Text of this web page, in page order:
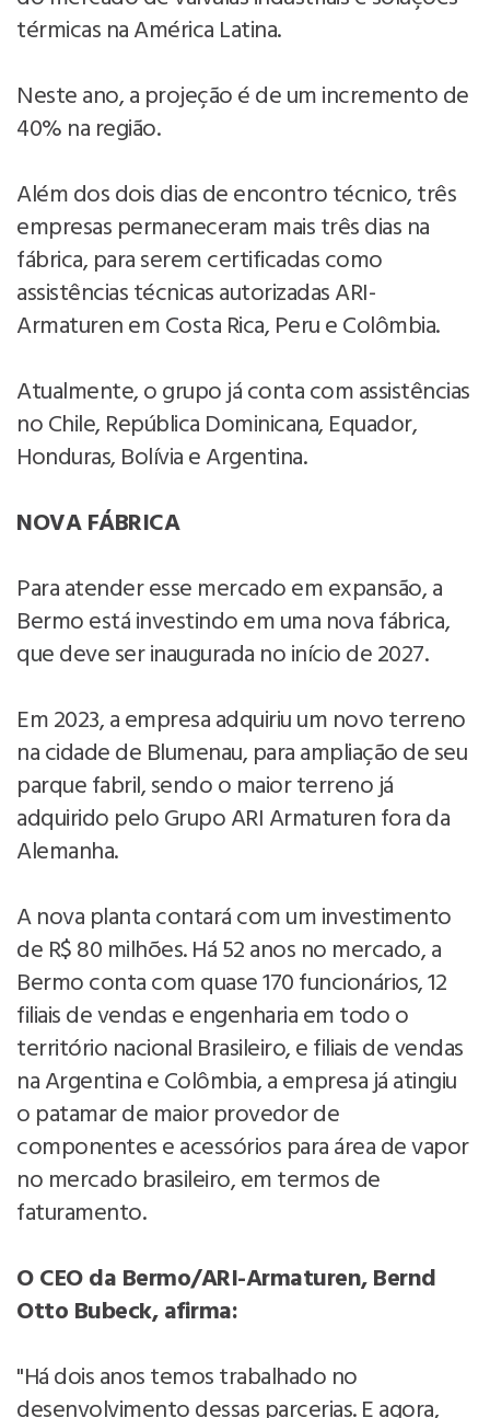
térmicas na América Latina.
Neste ano, a projeção é de um incremento de
40% na região.
Além dos dois dias de encontro técnico, três
empresas permaneceram mais três dias na
fábrica, para serem certificadas como
assistências técnicas autorizadas ARI-
Armaturen em Costa Rica, Peru e Colômbia.
Atualmente, o grupo já conta com assistências
no Chile, República Dominicana, Equador,
Honduras, Bolívia e Argentina.
NOVA FÁBRICA
Para atender esse mercado em expansão, a
Bermo está investindo em uma nova fábrica,
que deve ser inaugurada no início de 2027.
Em 2023, a empresa adquiriu um novo terreno
na cidade de Blumenau, para ampliação de seu
parque fabril, sendo o maior terreno já
adquirido pelo Grupo ARI Armaturen fora da
Alemanha.
A nova planta contará com um investimento
de R$ 80 milhões. Há 52 anos no mercado, a
Bermo conta com quase 170 funcionários, 12
filiais de vendas e engenharia em todo o
território nacional Brasileiro, e filiais de vendas
na Argentina e Colômbia, a empresa já atingiu
o patamar de maior provedor de
componentes e acessórios para área de vapor
no mercado brasileiro, em termos de
faturamento.
O CEO da Bermo/ARI-Armaturen, Bernd
Otto Bubeck, afirma:
"Há dois anos temos trabalhado no
desenvolvimento dessas parcerias. E agora,